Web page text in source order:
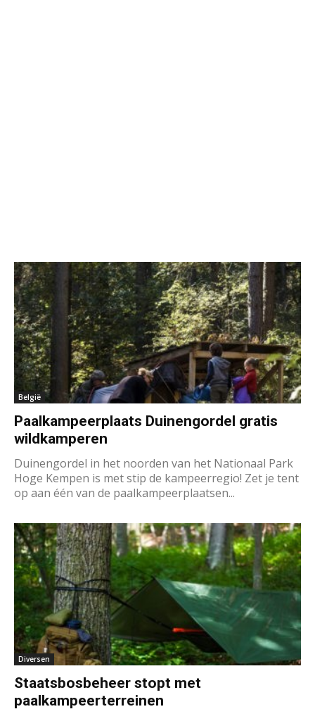
België
Paalkampeerplaats Duinengordel gratis
wildkamperen
Duinengordel in het noorden van het Nationaal Park
Hoge Kempen is met stip de kampeerregio! Zet je tent
op aan één van de paalkampeerplaatsen...
Diversen
Staatsbosbeheer stopt met
paalkampeerterreinen